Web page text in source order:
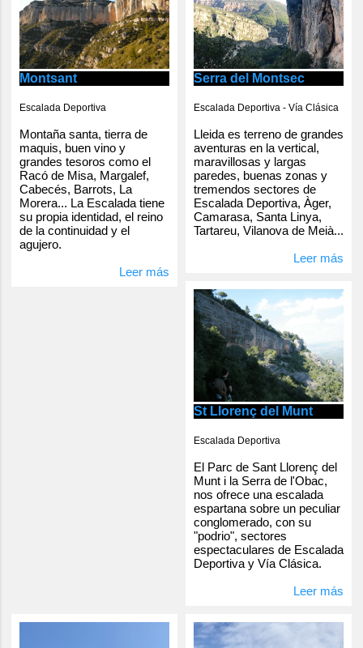
Montsant
Escalada Deportiva
Montaña santa, tierra de
maquis, buen vino y
grandes tesoros como el
Racó de Misa, Margalef,
Cabecés, Barrots, La
Morera... La Escalada tiene
su propia identidad, el reino
de la continuidad y el
agujero.
Leer más
Serra del Montsec
Escalada Deportiva - Vía Clásica
Lleida es terreno de grandes
aventuras en la vertical,
maravillosas y largas
paredes, buenas zonas y
tremendos sectores de
Escalada Deportiva, Àger,
Camarasa, Santa Linya,
Tartareu, Vilanova de Meià...
Leer más
St Llorenç del Munt
Escalada Deportiva
El Parc de Sant Llorenç del
Munt i la Serra de l'Obac,
nos ofrece una escalada
espartana sobre un peculiar
conglomerado, con su
"podrio", sectores
espectaculares de Escalada
Deportiva y Vía Clásica.
Leer más